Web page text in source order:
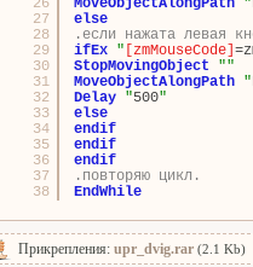
26
27
28
29
30
31
32
33
34
35
36
37
38
MoveObjectAlongPath "
else
.если нажата левая
ifEx " [zmMouseCode]
StopMovingObject
""
MoveObjectAlongPath "
Delay "500"
else
endif
endif
endif
.повторяю цикл.
EndWhile
Прикрепления: upr_dvig.rar (2.1 Kb)